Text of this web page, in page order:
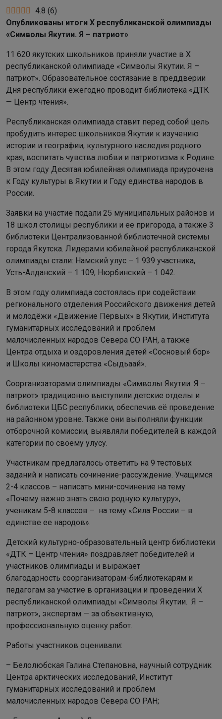
4.8 (6)
Опубликованы итоги Х республиканской олимпиады
«Символы Якутии. Я – патриот»
11 620 якутских школьников приняли участие в X
республиканской олимпиаде «Символы Якутии. Я –
патриот». Образовательное состязание в преддверии
Дня республики ежегодно проводит библиотека «ДТК
— Центр чтения».
Республиканская олимпиада ставит перед собой цель
пробудить интерес школьников Якутии к изучению
истории и географии, культурного наследия родного
края, воспитать чувства любви и патриотизма к Родине.
В этом году Десятая юбилейная олимпиада приурочена
к Году культуры в Якутии и Году единства народов в
России.
Заявки на участие подали 25 муниципальных районов и
18 школ столицы республики и ее пригорода, а также 3
библиотеки Централизованной библиотечной системы
города Якутска. Лидерами юбилейной республиканской
олимпиады стали: Намский улус – 1 939 участника,
Усть-Алданский – 1 109, Нюрбинский – 1 042.
В этом году олимпиада состоялась при содействии
регионального отделения Российского движения детей
и молодёжи «Движение Первых» в Якутии, Института
гуманитарных исследований и проблем
малочисленных народов Севера СО РАН, а также
Центра отдыха и оздоровления детей «Сосновый бор»
и Школы киномастерства «Сыдьаай».
Соорганизаторами олимпиады «Символы Якутии. Я –
патриот» традиционно выступили детские отделы и
библиотеки ЦБС республики, обеспечив её проведение
на районном уровне. Также они выполняли функции
отборочной комиссии, выявляли победителей в каждой
категории по своему улусу.
Участникам предлагалось ответить на 9 тестовых
заданий и написать сочинение-рассуждение. Учащимся
2-4 классов – написать мини-сочинение на тему
«Почему важно знать свою родную культуру»,
ученикам 5-8 классов – на тему «Сила России – в
единстве ее народов».
Детский культурно-образовательный центр библиотеки
«ДТК – Центр чтения» поздравляет победителей и
участников олимпиады и выражает
благодарность соорганизаторам-библиотекарям и
педагогам за участие в организации и проведении X
республиканской олимпиады «Символы Якутии. Я –
патриот», экспертам — за объективную,
профессиональную оценку работ.
Работы участников оценивали:
– Белолюбская Галина Степановна, научный сотрудник
Центра арктических исследований, Институт
гуманитарных исследований и проблем
малочисленных народов Севера СО РАН;